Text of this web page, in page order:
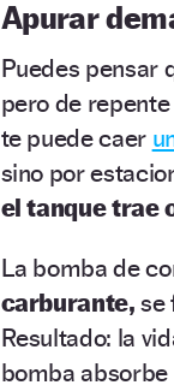
Apurar
Puedes pensar
pero de
te puede caer
sino por
el tanque trae
La bomba de
carburante, se
Resultado: la
bomba